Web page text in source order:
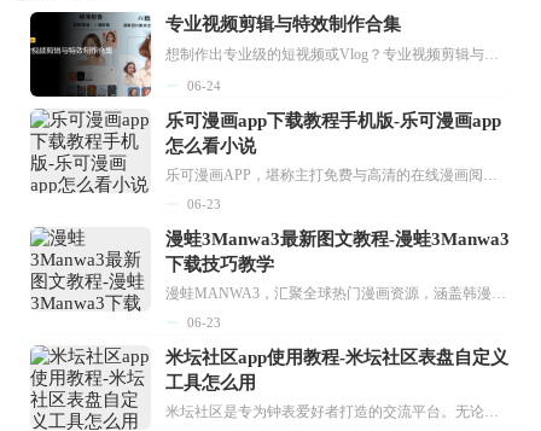
专业视频剪辑与特效制作合集
想制作出专业级的短视频或Vlog？专业视频剪辑与特效制作大全专题为你提供了从剪辑、抠像到特效包装的全套解决方案。无论是添加炫酷的片头、进行精准的视频抠图，还是制...
06-24
乐可漫画app下载教程手机版-乐可漫画app
怎么看小说
乐可漫画APP，堪称主打免费与高清的在线漫画阅读神器。其官方版提供海量完整版漫画资源，无论是国内漫画，还是日漫、韩漫、台漫、美漫等国外漫画，应有尽有，随时供你阅读。只需轻点一下，便能直接进入阅读界面。不仅如此，乐可漫画最新版本更新速度极快，在这里，你总能抢先看到全网一手漫画章节内容！...
06-23
漫蛙3Manwa3最新图文教程-漫蛙3Manwa3
下载技巧教学
漫蛙MANWA3，汇聚全球热门漫画资源，涵盖韩漫、欧美漫画、国漫等多种类型，题材丰富多样，全方位满足用户阅读喜好。它不仅是阅读平台，更是创作平台，为广大用户打造零门槛创作环境。...
06-23
米坛社区app使用教程-米坛社区表盘自定义
工具怎么用
米坛社区是专为钟表爱好者打造的交流平台。无论你是初涉钟表领域的普通爱好者，还是拥有多年收藏经验的资深玩家，都能在此找到属于自己的天地。 无需注册，就能轻松参与其中。通过专业的讨论论坛与丰富的交互功能，你可与世界各地的钟表爱好者畅快交流。若你钟情于钟表，米坛社区无疑是值得一试的理想之选。在这里，你能获取最新的手表资讯，交流见解，提升鉴赏品味，让每一块手表都成为收藏故事中重要的一部分。感兴趣的朋友，不要错过下载机会。...